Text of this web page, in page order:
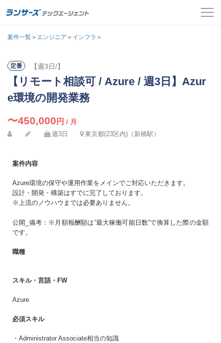
案件一覧
よくある質問
ログイン
案件一覧 ＞ エンジニア ＞ インフラ ＞
定番 【週3日/】
【リモート相談可 / Azure / 週3日】Azur
e環境の開発業務
〜450,000 円 / 月
週3日 東京都(23区内)（新橋駅）
案件内容
Azure環境の保守や運用作業をメインでご対応いただきます。
設計・開発・構築はすでに完了しております。
※上流のノウハウまでは必要ありません。
公開_備考：※月額報酬額は”最大稼働可能日数”で換算した際の金額
です。
職種
スキル・言語・FW
Azure
必須スキル
・Administrator Associate相当の知識
メールアドレス
パスワード
ログインして応募する
氏名 必須
電話番号 必須
生年月日